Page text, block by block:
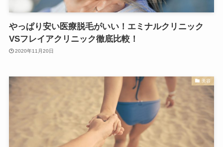
やっぱり安い医療脱毛がいい！エミナルクリニック
VSフレイアクリニック徹底比較！
2020年11月20日
美容